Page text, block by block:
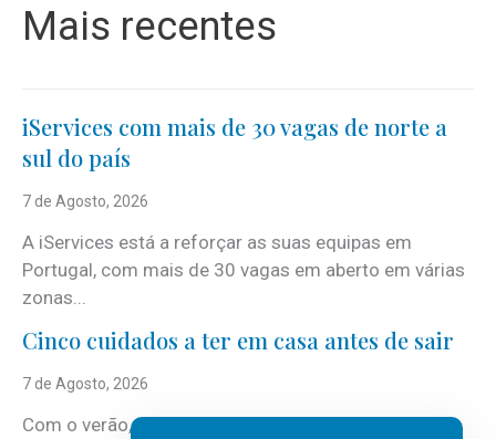
Mais recentes
iServices com mais de 30 vagas de norte a
sul do país
7 de Agosto, 2026
A iServices está a reforçar as suas equipas em
Portugal, com mais de 30 vagas em aberto em várias
zonas...
Cinco cuidados a ter em casa antes de sair
7 de Agosto, 2026
Com o verão, chegam também as férias, os fins-de-